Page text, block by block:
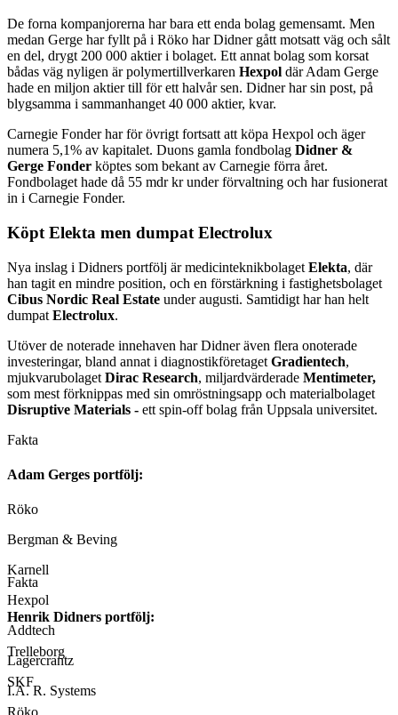
De forna kompanjorerna har bara ett enda bolag gemensamt. Men
medan Gerge har fyllt på i Röko har Didner gått motsatt väg och sålt
en del, drygt 200 000 aktier i bolaget. Ett annat bolag som korsat
bådas väg nyligen är polymertillverkaren Hexpol där Adam Gerge
hade en miljon aktier till för ett halvår sen. Didner har sin post, på
blygsamma i sammanhanget 40 000 aktier, kvar.
Carnegie Fonder har för övrigt fortsatt att köpa Hexpol och äger
numera 5,1% av kapitalet. Duons gamla fondbolag Didner &
Gerge Fonder köptes som bekant av Carnegie förra året.
Fondbolaget hade då 55 mdr kr under förvaltning och har fusionerat
in i Carnegie Fonder.
Köpt Elekta men dumpat Electrolux
Nya inslag i Didners portfölj är medicinteknikbolaget Elekta, där
han tagit en mindre position, och en förstärkning i fastighetsbolaget
Cibus Nordic Real Estate under augusti. Samtidigt har han helt
dumpat Electrolux.
Utöver de noterade innehaven har Didner även flera onoterade
investeringar, bland annat i diagnostikföretaget Gradientech,
mjukvarubolaget Dirac Research, miljardvärderade Mentimeter,
som mest förknippas med sin omröstningsapp och materialbolaget
Disruptive Materials - ett spin-off bolag från Uppsala universitet.
Fakta
Adam Gerges portfölj:
Röko
Bergman & Beving
Karnell
Hexpol
Addtech
Lagercrantz
I.A. R. Systems
Fakta
Henrik Didners portfölj:
Trelleborg
SKF